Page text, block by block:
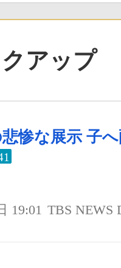
アップ
惨な展示 子
19:01 TBS NEWS